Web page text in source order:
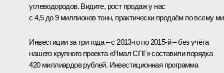
углеводородов. Видите, рост продаж у нас
с 4,5 до 9 миллионов тонн, практически продаём по всему
Инвестиции за три года – с 2013‑го по 2015‑й – без учёта
нашего крупного проекта «Ямал СПГ» составили порядка
420 миллиардов рублей. Инвестиционная программа